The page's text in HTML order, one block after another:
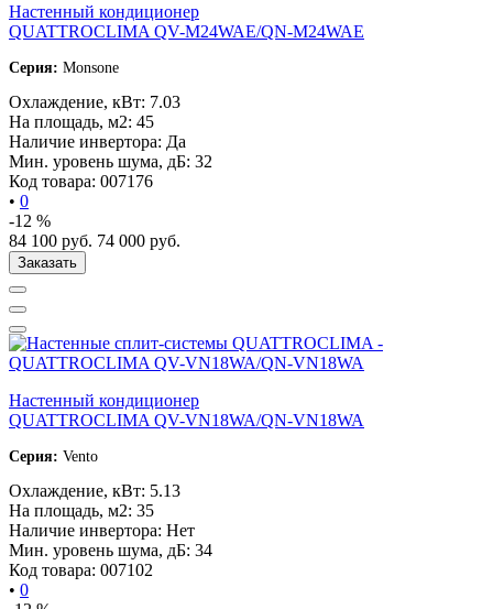
Настенный кондиционер
QUATTROCLIMA QV-M24WAE/QN-M24WAE
Серия: Monsone
Охлаждение, кВт: 7.03
На площадь, м2: 45
Наличие инвертора: Да
Мин. уровень шума, дБ: 32
Код товара: 007176
• 0
-12 %
84 100 руб. 74 000 руб.
Заказать
Настенный кондиционер
QUATTROCLIMA QV-VN18WA/QN-VN18WA
Серия: Vento
Охлаждение, кВт: 5.13
На площадь, м2: 35
Наличие инвертора: Нет
Мин. уровень шума, дБ: 34
Код товара: 007102
• 0